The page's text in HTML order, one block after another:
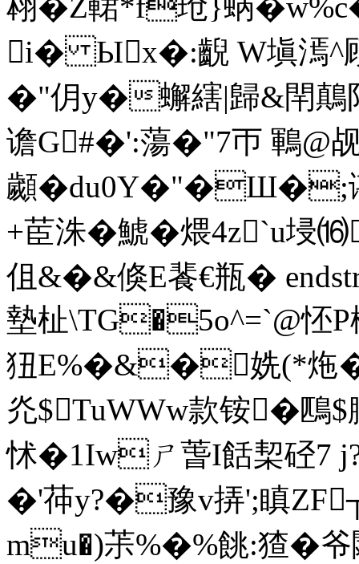
i� Ыx�:齯 W塡漹^
�"仴y�蠏縖|歸&閈鷏
谵G#�':蕩�"7帀 鶤@
顪�du0Y�"�Ш�;
+茞洙�鯱�煨4z`u埐
伹&�&倏E餥€瓶�
墊杫\TG�5o^=`@怌P檡
狃E%�&�姺(*炧
灮$TuWWw款铵�鴄
怵 �1Iwㄕ萅I餂栔硁7
�'茽y?�豫v挵';瞋
mu�)茮%�%餆:猹�